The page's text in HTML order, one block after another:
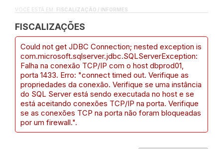
VOCÊ ESTÁ EM: FISCALIZAÇÃO / INFORMES
FISCALIZAÇÕES
Could not get JDBC Connection; nested exception is
com.microsoft.sqlserver.jdbc.SQLServerException:
Falha na conexão TCP/IP com o host dbprod01,
porta 1433. Erro: "connect timed out. Verifique as
propriedades da conexão. Verifique se uma instância
do SQL Server está sendo executada no host e se
está aceitando conexões TCP/IP na porta. Verifique
se as conexões TCP na porta não foram bloqueadas
por um firewall.".